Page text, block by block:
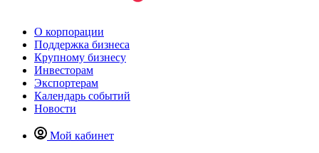
О корпорации
Поддержка бизнеса
Крупному бизнесу
Инвесторам
Экспортерам
Календарь событий
Новости
Мой кабинет